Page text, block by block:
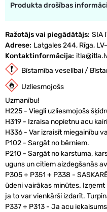
Produkta drošības
Ražotājs vai piegādātājs SIA
Adrese Latgales 244, Rīga,
Kontaktinformācija
Bīstamība veselībai /
Uzliesmojošs
Uzmanību!
H225 - Viegli uzliesmojošs
H319 - Izraisa nopietnu acu
H336 - Var izraisīt miegainību
P102 - Sargāt no bērniem.
P210 - Sargāt no karstuma,
uguns un citiem aizdegšanās
P305 + P351 + P338 -
ūdeni vairākas minūtes.
ja to var vienkārši izdarīt.
P337 + P313 - Ja acu